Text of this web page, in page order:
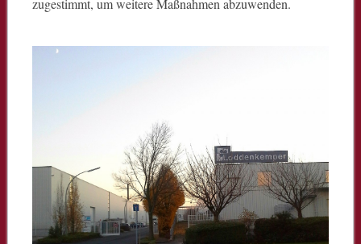
zugestimmt, um weitere Maßnahmen abzuwenden.